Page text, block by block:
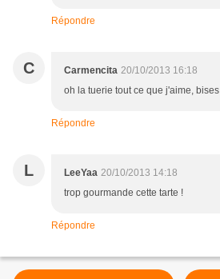
Répondre
C Carmencita 20/10/2013 16:18
oh la tuerie tout ce que j'aime, bises
Répondre
L LeeYaa 20/10/2013 14:18
trop gourmande cette tarte !
Répondre